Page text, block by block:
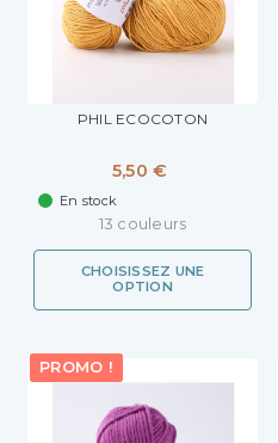
PHIL ECOCOTON
5,50 €
En stock
13 couleurs
CHOISISSEZ UNE
OPTION
PROMO !